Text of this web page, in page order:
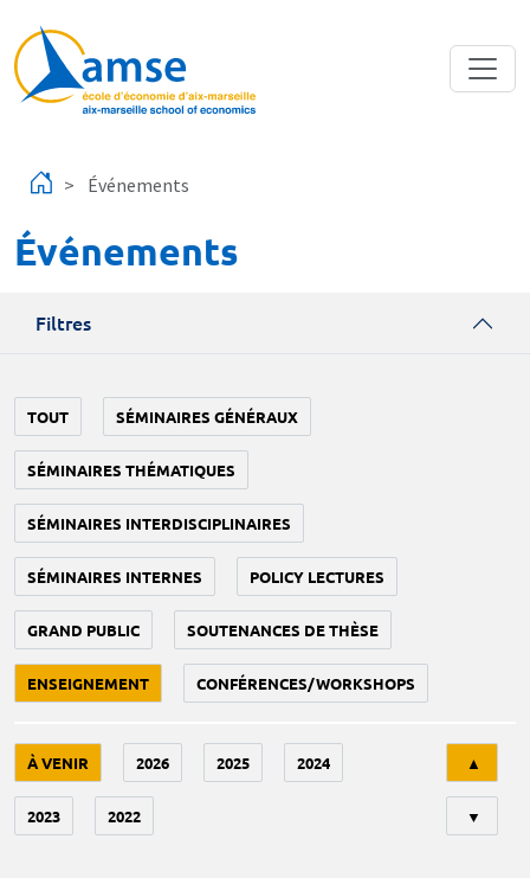
Événements
Événements
Filtres
TOUT SÉMINAIRES GÉNÉRAUX
SÉMINAIRES THÉMATIQUES
SÉMINAIRES INTERDISCIPLINAIRES
SÉMINAIRES INTERNES POLICY LECTURES
GRAND PUBLIC SOUTENANCES DE THÈSE
ENSEIGNEMENT CONFÉRENCES/WORKSHOPS
À VENIR 2026 2025 2024
2023 2022
▲
▼